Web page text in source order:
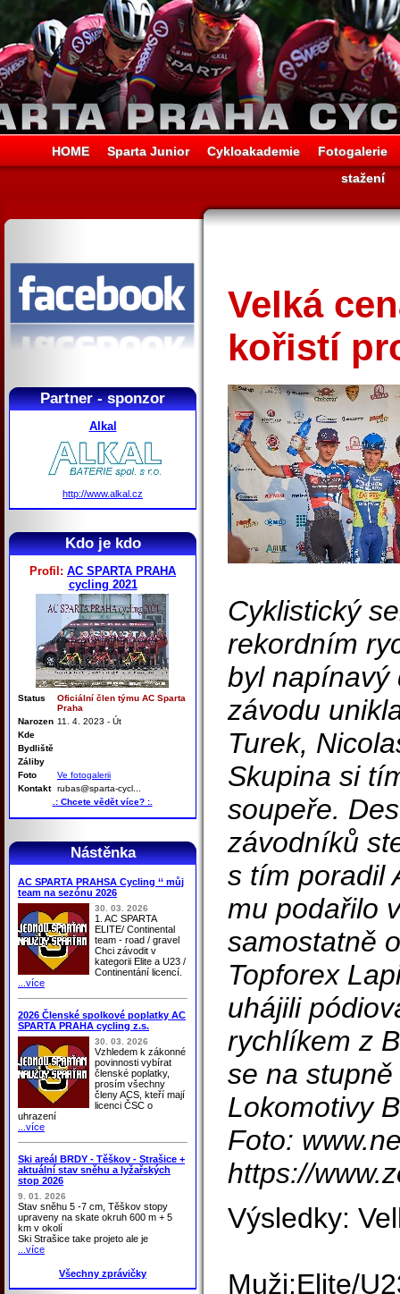
HOME Sparta Junior Cykloakademie
Fotogalerie
stažení
Partner - sponzor
Alkal
http://www.alkal.cz
Kdo je kdo
Profil: AC SPARTA PRAHA
cycling 2021
Status
Oficiální člen týmu AC Sparta
Praha
Narozen 11. 4. 2023 - Út
Kde
Bydliště
Záliby
Foto
Ve fotogalerii
Kontakt rubas@sparta-cycl...
.: Chcete vědět více? :.
Nástěnka
AC SPARTA PRAHSA Cycling ‘‘ můj
team na sezónu 2026
30. 03. 2026
1. AC SPARTA
ELITE/ Continental
team - road / gravel
Chci závodit v
kategorii Elite a U23 /
Continentání licencí.
...více
2026 Členské spolkové poplatky AC
SPARTA PRAHA cycling z.s.
30. 03. 2026
Vzhledem k zákonné
povinnosti vybírat
členské poplatky,
prosím všechny
členy ACS, kteří mají
licenci ČSC o
uhrazení
...více
Ski areál BRDY - Těškov - Strašice +
aktuální stav sněhu a lyžařských
stop 2026
9. 01. 2026
Stav sněhu 5 -7 cm, Těškov stopy
upraveny na skate okruh 600 m + 5
km v okolí
Ski Strašice take projeto ale je
...více
Všechny zprávičky
Velká
kořistí
Cyklistický
rekordním
byl napínavý
závodu
Turek,
Skupina si
soupeře.
závodníků
s tím poradil
mu podařilo
samostatně
Topforex
uhájili
rychlíkem z
se na
Lokomotivy
Foto:
https://
Výsledky:
Muži:Elite/